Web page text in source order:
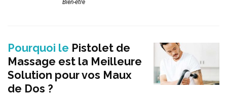
Bien-être
Pourquoi le Pistolet de
Massage est la Meilleure
Solution pour vos Maux
de Dos ?